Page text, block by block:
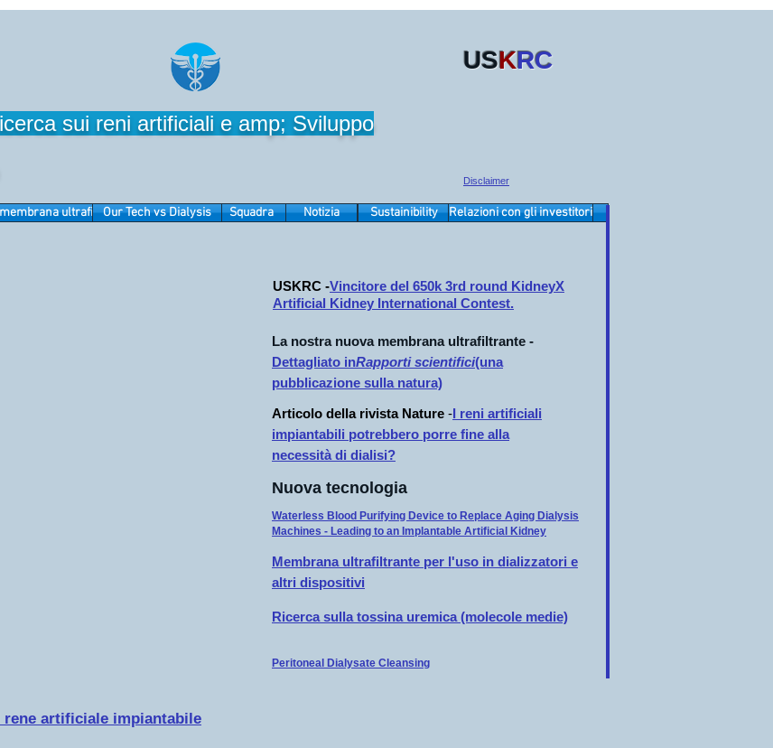
USKRC
sui reni artificiali e amp; Sviluppo
Disclaimer
ultrafiltrante Squadra Notizia
Our Tech vs Dialysis Contatto
Sustainibility Relazioni con gli investitori
USKRC -Vincitore del 650k 3rd round KidneyX
Artificial Kidney International Contest.
La nostra nuova membrana ultrafiltrante -
Dettagliato inRapporti scientifici(una
pubblicazione sulla natura)
Articolo della rivista Nature -I reni artificiali
impiantabili potrebbero porre fine alla
necessità di dialisi?
Nuova tecnologia
Waterless Blood Purifying Device to Replace Aging Dialysis
Machines - Leading to an Implantable Artificial Kidney
Membrana ultrafiltrante per l'uso in dializzatori e
altri dispositivi
Ricerca sulla tossina uremica (molecole medie)
Peritoneal Dialysate Cleansing
rene artificiale impiantabile